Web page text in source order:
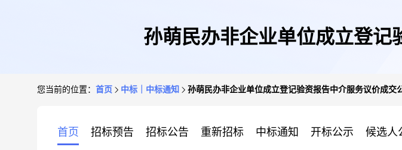
孙萌民办非企业单位成立登
您当前的位置： 首页 中标｜中标通知 孙萌民办非企业单位成立登记验资报告中介服务议价成交
首页 招标预告 招标公告 重新招标 中标通知 开标公示 候选人